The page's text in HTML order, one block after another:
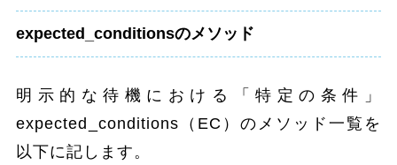
expected_conditionsのメソッド
明示的な待機における「特定の条件」
expected_conditions（EC）のメソッド一覧を
以下に記します。